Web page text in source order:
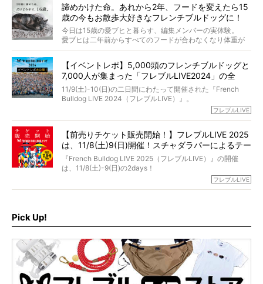
くれる？」
さらには、霊感がない人でも愛犬が成仏したことを知る方
法まで。
お笑い芸人だからこそ暗くなりすぎない、むしろ心がスッ
と軽くなる。
永久保存版のスペシャル対談です！
た。
僧侶としての名は「靖賢（せいけん）」。
当時54歳という年齢にして、なぜ動物専門僧侶という道を
選んだのか。
また、愛犬の旅立ちとどのように向き合うべきなのか。
た。
諦めかけた命。あれから2年、フードを変えたら15
歳の今もお散歩大好きなフレンチブルドッグに！
今日は15歳の愛ブヒと暮らす、編集メンバーの実体験。
愛ブヒは二年前からすべてのフードが合わなくなり体重が
激減。検査をしても異常はなく「年齢のせいですね…」と言
もう諦めるしかないのかな…そんなとき、我が家に届いたの
が「THE fu-do(ザ・フード)」の試食品でした。
そして「THE fu-do(ザ・フード)」を食べつづけて二年、愛
ブヒは15歳になり、今も元気にお散歩をしています。
今回は、二年前の絶望から今までを包み隠さず、時系列で
【イベントレポ】5,000頭のフレンチブルドッグと
7,000人が集まった「フレブルLIVE2024」の全
貌！
11/9(土)-10(日)の二日間にわたって開催された『French
Bulldog LIVE 2024（フレブルLIVE）』。
今年はのべ5,000頭のフレンチブルドッグと7,000人のフレ
day1の司会はフレブルラバーのロッチさん。day2の音楽フ
ェスには世代ど真ん中のPUFFYが出演するなど、例年以上
に豪華なラインナップ。
北は北海道、南は鹿児島県から。全国のフレンチブルドッ
グが一堂に会した「フレブルLIVE2024」の模様を、詳しく
フレブルLIVE
【前売りチケット販売開始！】フレブルLIVE 2025
は、11/8(土)9(日)開催！スチャダラパーによるテー
マソング制作も決定
『French Bulldog LIVE 2025（フレブルLIVE）』の開催
は、11/8(土)-9(日)の2days！
お得な前売りチケット、いよいよ販売スタートです！
ど、内容盛りだくさんでお送りしていますので、最後まで
お見逃しなく！
フレブルLIVE
Pick Up!